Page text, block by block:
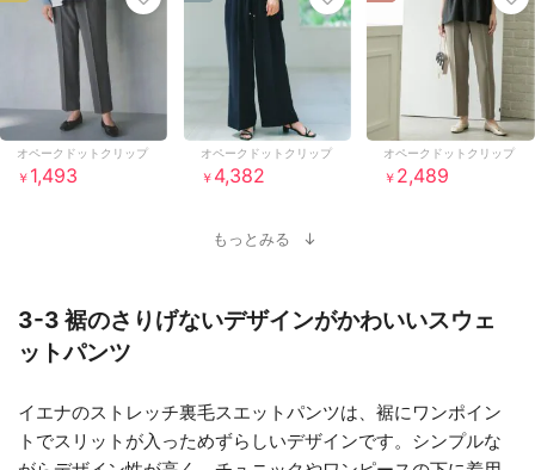
オペークドットクリップ
￥ 1,493
オペークドットクリップ
￥ 4,382
オペークドットクリップ
￥ 2,489
もっとみる
3-3 裾のさりげないデザインがかわいいスウェ
ットパンツ
イエナのストレッチ裏毛スエットパンツは、裾にワンポイン
トでスリットが入っためずらしいデザインです。シンプルな